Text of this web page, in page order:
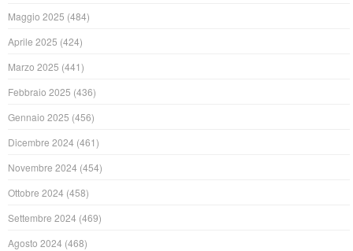
Maggio 2025 (484)
Aprile 2025 (424)
Marzo 2025 (441)
Febbraio 2025 (436)
Gennaio 2025 (456)
Dicembre 2024 (461)
Novembre 2024 (454)
Ottobre 2024 (458)
Settembre 2024 (469)
Agosto 2024 (468)